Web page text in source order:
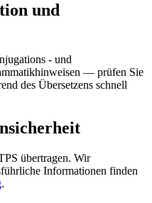
und
- und
— prüfen Sie
des Übersetzens schnell
übertragen. Wir
Informationen finden
.